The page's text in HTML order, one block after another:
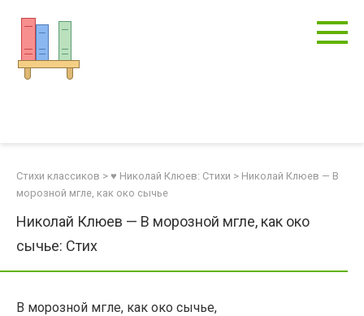
контенту
Стихи классиков > ♥ Николай Клюев: Стихи > Николай Клюев — В
морозной мгле, как око сычье
Николай Клюев — В морозной мгле, как око
сычье: Стих
В морозной мгле, как око сычье,